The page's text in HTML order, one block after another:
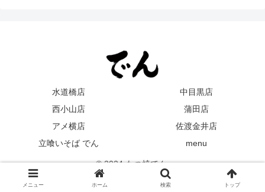
水道橋店
中目黒店
西小山店
蒲田店
アメ横店
佐渡金井店
立喰いそば でん
menu
© 2024 もつ焼でん.
メニュー ホーム 検索 トップ